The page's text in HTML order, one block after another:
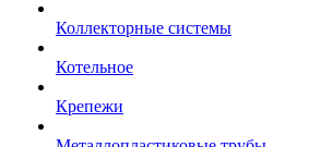
Коллекторные системы
Котельное
Крепежи